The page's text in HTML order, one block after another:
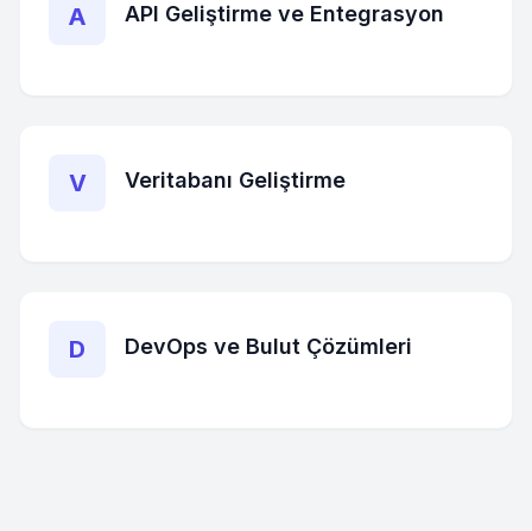
A API Geliştirme ve Entegrasyon
V Veritabanı Geliştirme
D DevOps ve Bulut Çözümleri